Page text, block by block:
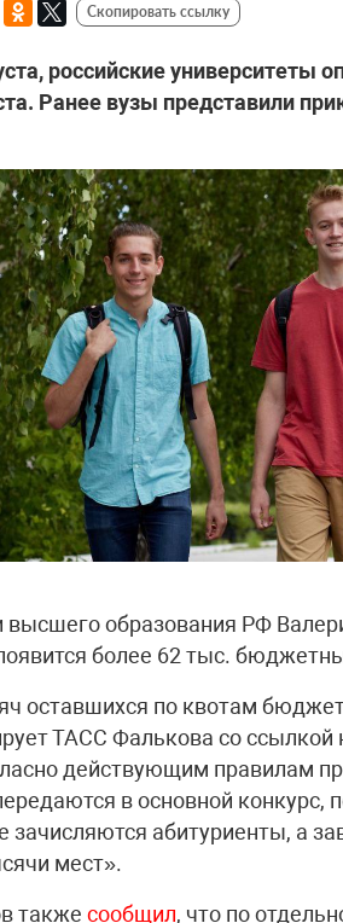
Скопировать ссылку
российские университеты
Ранее вузы представили
высшего образования РФ
более 62 тыс.
оставшихся по квотам
ТАСС Фалькова со ссылкой
действующим правилам
в основной
зачисляются абитуриенты, а
мест».
также сообщил, что по